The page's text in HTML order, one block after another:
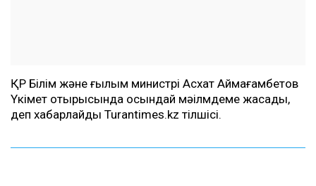
ҚР Білім және ғылым министрі Асхат Аймағамбетов
Үкімет отырысында осындай мәілмдеме жасады,
деп хабарлайды Turantimes.kz тілшісі.